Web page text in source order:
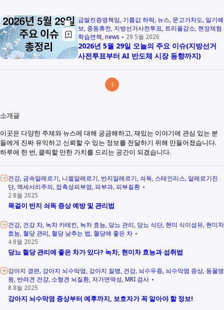
급발진증명책임 기름값 하락 뉴스 문고가차도 일기예
보 중동휴전 지방선거사전투표 트리플감소 현장체험
학습면책 news 29 5월 2026
2026년 5월 29일 오늘의 주요 이슈(지방선거
사전투표부터 AI 반도체 시장 동향까지)
1
소개글
이곳은 다양한 주제와 뉴스에 대해 궁금해하고, 재밌는 이야기에 관심 있는 분
들에게 진짜 유익하고 신뢰할 수 있는 정보를 전달하기 위해 만들어졌습니다.
하루에 한 번, 클릭할 만한 가치를 드리는 공간이 되겠습니다.
건강 금속알레르기 니켈알레르기 반지알레르기 쇠독 스테인리스 알레르기진
단 액세서리주의 접촉성피부염 피부과 피부질환
2 8월 2025
목걸이 반지 쇠독 증상 예방 및 관리법
건강 건강 차 녹차 카테킨 녹차 효능 당뇨 관리 당뇨 식단 현미 식이섬유 현미차
효능 혈당 관리 혈당 낮추는 법 혈당에 좋은 차
4 8월 2025
당뇨 혈당 관리에 좋은 차가 있다? 녹차, 현미차 효능과 섭취법
강아지 경련 강아지 뇌수막염 강아지 질병 건강 뇌수두증 뇌수막염 증상 동물병
원 반려견 건강 소형견 뇌질환 자가면역성 MRI 검사
8 8월 2025
강아지 뇌수막염 증상부터 예후까지, 보호자가 꼭 알아야 할 정보!